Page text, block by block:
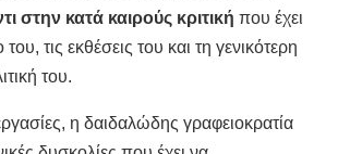
στην κατά καιρούς κριτική που έχει
του, τις εκθέσεις του και τη γενικότερη
του.
η δαιδαλώδης γραφειοκρατία